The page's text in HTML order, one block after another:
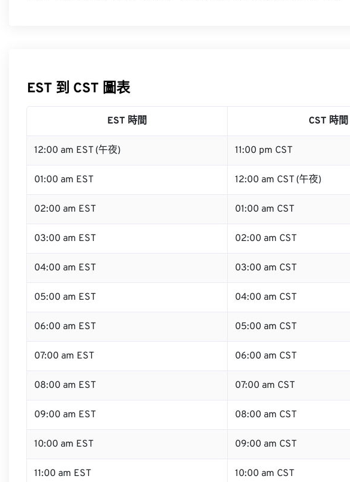
EST 到 CST 圖表
EST 時間 CST 時間
12:00 am EST (午夜) 11:00 pm CST
01:00 am EST 12:00 am CST (午夜)
02:00 am EST 01:00 am CST
03:00 am EST 02:00 am CST
04:00 am EST 03:00 am CST
05:00 am EST 04:00 am CST
06:00 am EST 05:00 am CST
07:00 am EST 06:00 am CST
08:00 am EST 07:00 am CST
09:00 am EST 08:00 am CST
10:00 am EST 09:00 am CST
11:00 am EST 10:00 am CST